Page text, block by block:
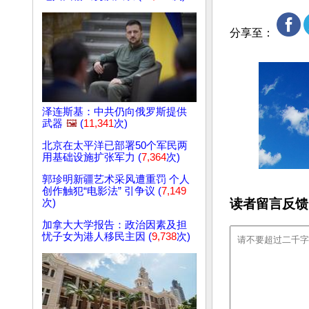
泽连斯基：中共仍向俄罗斯提供
武器 🖼️ (11,341次)
北京在太平洋已部署50个军民两
用基础设施扩张军力 (7,364次)
郭珍明新疆艺术采风遭重罚 个人
创作触犯“电影法” 引争议 (7,149
次)
加拿大大学报告：政治因素及担
忧子女为港人移民主因 (9,738次)
分享至：
读者留言反